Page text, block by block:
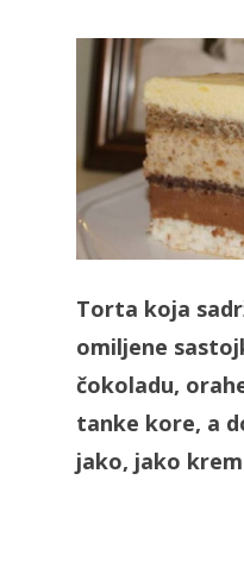
Torta koja
omiljene
čokoladu,
tanke kore, a
jako, jako